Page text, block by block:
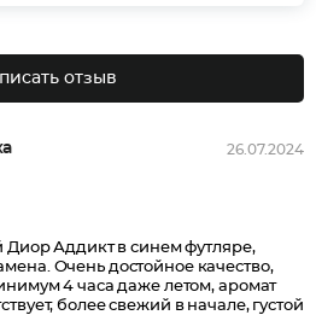
отзыв
26.07.2024
Диор Аддикт в синем футляре,
Очень достойное качество,
4 часа даже летом, аромат
более свежий в начале, густой